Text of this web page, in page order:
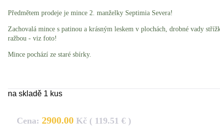
Předmětem prodeje je mince 2. manželky Septimia Severa!
Zachovalá mince s patinou a krásným leskem v plochách, drobné vady
ražbou - viz foto!
Mince pochází ze staré sbírky.
na skladě 1 kus
Cena: 2900.00 Kč ( 119.51 € )